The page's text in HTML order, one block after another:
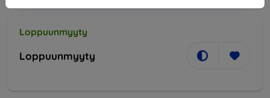
Loppuunmyyty
Loppuunmyyty